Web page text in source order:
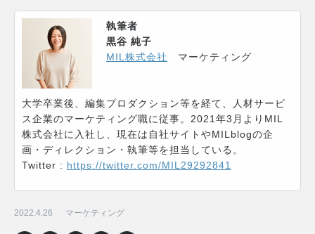
執筆者
黒谷 純子
MIL株式会社
マーケティング
大学卒業後、編集プロダクション等を経て、人材サービ
ス企業のマーケティング職に従事。2021年3月よりMIL
株式会社に入社し、現在は自社サイトやMILblogの企
画・ディレクション・執筆等を担当している。
Twitter : https://twitter.com/MIL29292841
2022.4.26 マーケティング